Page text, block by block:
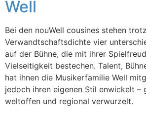
Well
Bei den nouWell cousines stehen
Verwandtschaftsdichte vier
auf der Bühne, die mit ihrer
Vielseitigkeit bestechen. Talent,
hat ihnen die Musikerfamilie Well
jedoch ihren eigenen Stil enwickelt –
weltoffen und regional verwurzelt.